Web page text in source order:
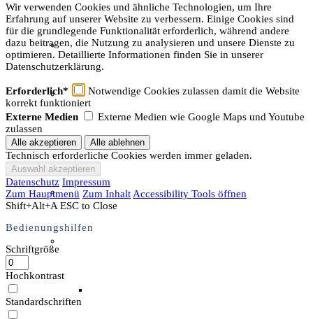
Besichtigung & Führungen
Aktionen & Veranstaltungen
Außerschulischer Lernort
Unser Team & Mitmachen
Wir verwenden Cookies und ähnliche Technologien, um Ihre
Erfahrung auf unserer Website zu verbessern. Einige Cookies sind
für die grundlegende Funktionalität erforderlich, während andere
dazu beitragen, die Nutzung zu analysieren und unsere Dienste zu
optimieren. Detaillierte Informationen finden Sie in unserer
Datenschutzerklärung.
Erforderlich*
Notwendige Cookies zulassen damit die Website
korrekt funktioniert
Externe Medien
Externe Medien wie Google Maps und Youtube
zulassen
Technisch erforderliche Cookies werden immer geladen.
Datenschutz Impressum
Zum Hauptmenü Zum Inhalt Accessibility Tools öffnen
Shift+Alt+A ESC to Close
Bedienungshilfen
Schriftgröße
Hochkontrast
Standardschriften